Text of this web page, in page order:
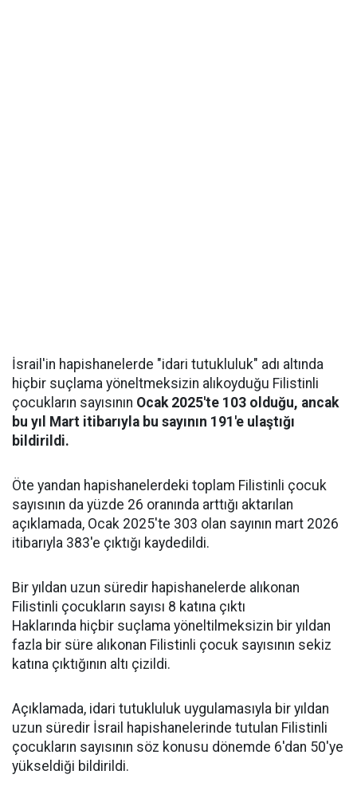
İsrail'in hapishanelerde "idari tutukluluk" adı altında
hiçbir suçlama yöneltmeksizin alıkoyduğu Filistinli
çocukların sayısının Ocak 2025'te 103 olduğu, ancak
bu yıl Mart itibarıyla bu sayının 191'e ulaştığı
bildirildi.
Öte yandan hapishanelerdeki toplam Filistinli çocuk
sayısının da yüzde 26 oranında arttığı aktarılan
açıklamada, Ocak 2025'te 303 olan sayının mart 2026
itibarıyla 383'e çıktığı kaydedildi.
Bir yıldan uzun süredir hapishanelerde alıkonan
Filistinli çocukların sayısı 8 katına çıktı
Haklarında hiçbir suçlama yöneltilmeksizin bir yıldan
fazla bir süre alıkonan Filistinli çocuk sayısının sekiz
katına çıktığının altı çizildi.
Açıklamada, idari tutukluluk uygulamasıyla bir yıldan
uzun süredir İsrail hapishanelerinde tutulan Filistinli
çocukların sayısının söz konusu dönemde 6'dan 50'ye
yükseldiği bildirildi.